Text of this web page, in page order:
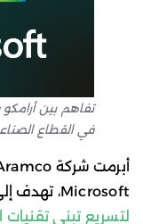
في القطاع
Microsoft، تهدف إلى استكشاف مبادرات رقمية تسعى
لتسريع تبني